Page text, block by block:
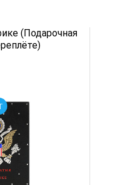
(Подарочная